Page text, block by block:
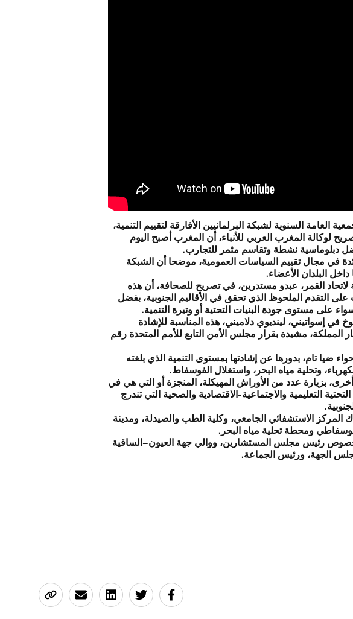
العامة السنوية لشبكة البرلمانيين الأفارقة لتقييم التنمية،
لوكالة المغرب العربي للأنباء، أن المغرب أصبح اليوم
دبلوماسية نشطة وتقاسم مثمر للتجارب.
في مجال تقييم السياسات العمومية، موضحا أن الشبكة
البلدان الأعضاء.
القمر، عبدو مستدرين، في تصريح للصحافة، أن هذه
التقدم الملحوظ الذي تحقق في الأقاليم الجنوبية، بفضل
على مستوى جودة البنيات التحتية أو وتيرة التنمية.
إسواتيني، لينديوي دلاميني، هذه المناسبة للإشادة
المملكة، مشيدة بقرار مجلس الأمن التابع للأمم المتحدة رقم
ضيا تام، بدورها عن إشادتها بمستوى التنمية الذي بلغته
وتحلية مياه البحر، واستغلال الفوسفاط.
بزيارة عدد من الأوراش المهيكلة، المنجزة أو التي هي في
التعليمية والاجتماعية-الاقتصادية والصحية التي تندرج
المركز الاستشفائي الجامعي، وكلية الطب والصيدلة، ومدينة
ومحطة تحلية مياه البحر.
رئيس مجلس المستشارين، ووالي جهة العيون–الساقية
الجهة، ورئيس الجماعة.